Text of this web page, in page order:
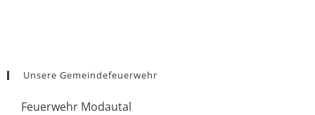
Unsere Gemeindefeuerwehr
Feuerwehr Modautal